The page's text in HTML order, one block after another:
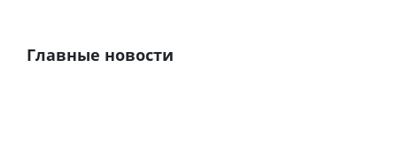
Главные новости